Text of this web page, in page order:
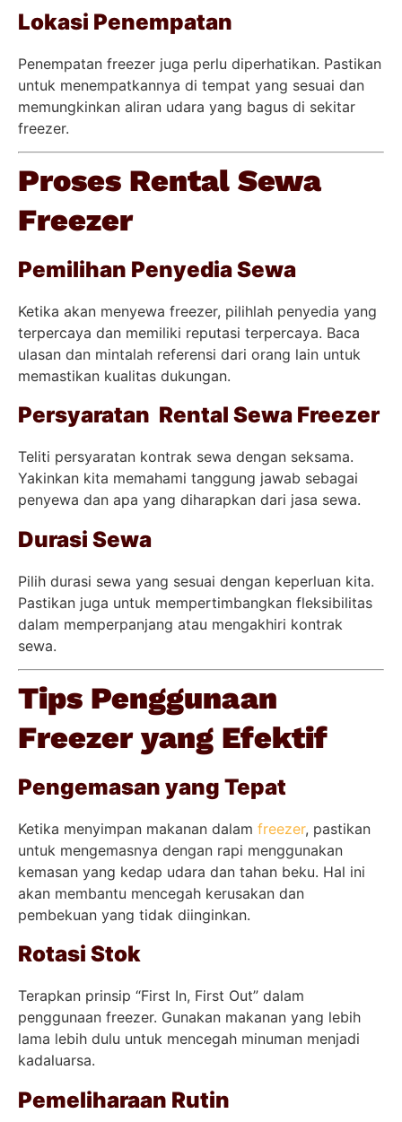
Lokasi Penempatan
Penempatan freezer juga perlu diperhatikan. Pastikan
untuk menempatkannya di tempat yang sesuai dan
memungkinkan aliran udara yang bagus di sekitar
freezer.
Proses Rental Sewa
Freezer
Pemilihan Penyedia Sewa
Ketika akan menyewa freezer, pilihlah penyedia yang
terpercaya dan memiliki reputasi terpercaya. Baca
ulasan dan mintalah referensi dari orang lain untuk
memastikan kualitas dukungan.
Persyaratan Rental Sewa Freezer
Teliti persyaratan kontrak sewa dengan seksama.
Yakinkan kita memahami tanggung jawab sebagai
penyewa dan apa yang diharapkan dari jasa sewa.
Durasi Sewa
Pilih durasi sewa yang sesuai dengan keperluan kita.
Pastikan juga untuk mempertimbangkan fleksibilitas
dalam memperpanjang atau mengakhiri kontrak
sewa.
Tips Penggunaan
Freezer yang Efektif
Pengemasan yang Tepat
Ketika menyimpan makanan dalam freezer, pastikan
untuk mengemasnya dengan rapi menggunakan
kemasan yang kedap udara dan tahan beku. Hal ini
akan membantu mencegah kerusakan dan
pembekuan yang tidak diinginkan.
Rotasi Stok
Terapkan prinsip “First In, First Out” dalam
penggunaan freezer. Gunakan makanan yang lebih
lama lebih dulu untuk mencegah minuman menjadi
kadaluarsa.
Pemeliharaan Rutin